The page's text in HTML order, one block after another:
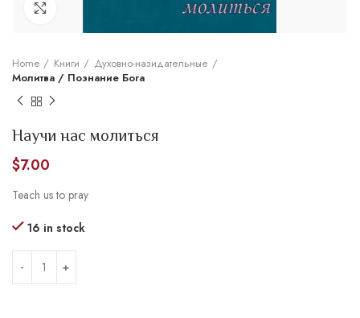
Home Книги
Духовно-назидательные
Молитва / Познание Бога
Научи нас молиться
$7.00
Teach us to pray
16 in stock